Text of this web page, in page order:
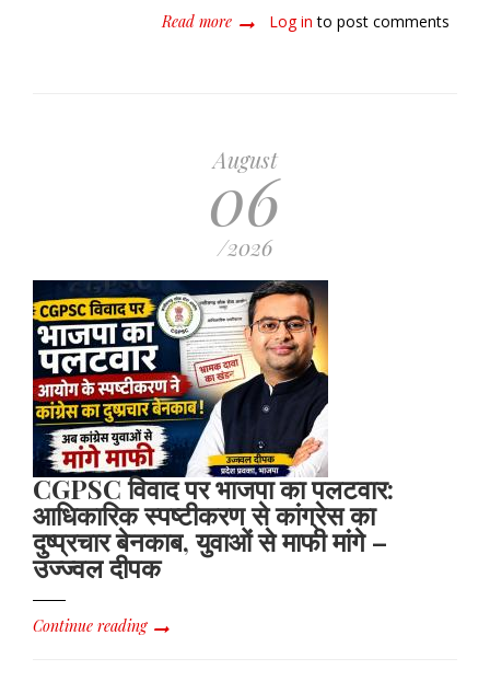
Read more about
‘ढाई
साल
में
सिर्फ
भ्रष्टाचार
और
कमीशनखोरी
का
विकास’,
सरकार
पर
लगाए
आरोप
Log in to post comments
August
06
/2026
CGPSC विवाद पर भाजपा का पलटवार:
आधिकारिक स्पष्टीकरण से कांग्रेस का
दुष्प्रचार बेनकाब, युवाओं से माफी मांगे –
उज्ज्वल दीपक
Continue reading